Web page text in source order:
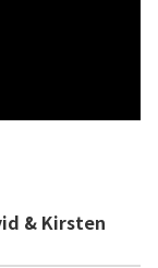
& Kirsten